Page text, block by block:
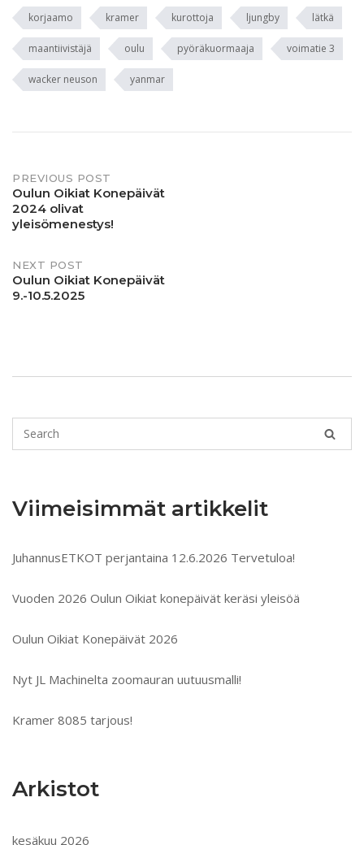
korjaamo kramer kurottoja ljungby lätkä
maantiivistäjä oulu pyöräkuormaaja voimatie 3
wacker neuson yanmar
Post
navigation
PREVIOUS POST
Oulun Oikiat Konepäivät
2024 olivat
yleisömenestys!
NEXT POST
Oulun Oikiat Konepäivät
9.-10.5.2025
Viimeisimmät artikkelit
JuhannusETKOT perjantaina 12.6.2026 Tervetuloa!
Vuoden 2026 Oulun Oikiat konepäivät keräsi yleisöä
Oulun Oikiat Konepäivät 2026
Nyt JL Machinelta zoomauran uutuusmalli!
Kramer 8085 tarjous!
Arkistot
kesäkuu 2026